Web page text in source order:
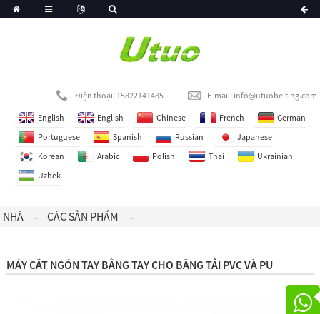
Điện thoại: 15822141485 E-mail: info@utuobelting.com
English English Chinese French
German
Portuguese
Spanish Russian
Japanese
Korean
Arabic Polish Thai
Ukrainian
Uzbek
NHÀ CÁC SẢN PHẨM
MÁY CẮT NGÓN TAY BẰNG TAY CHO BĂNG TẢI PVC VÀ PU
